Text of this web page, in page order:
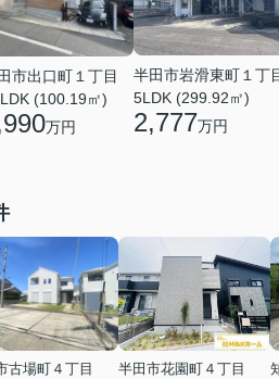
市出口町１丁目
(100.19㎡)
万円
半田市岩滑東町１丁
5LDK (299.92㎡)
2,777万円
古場町４丁目
半田市花園町４丁目